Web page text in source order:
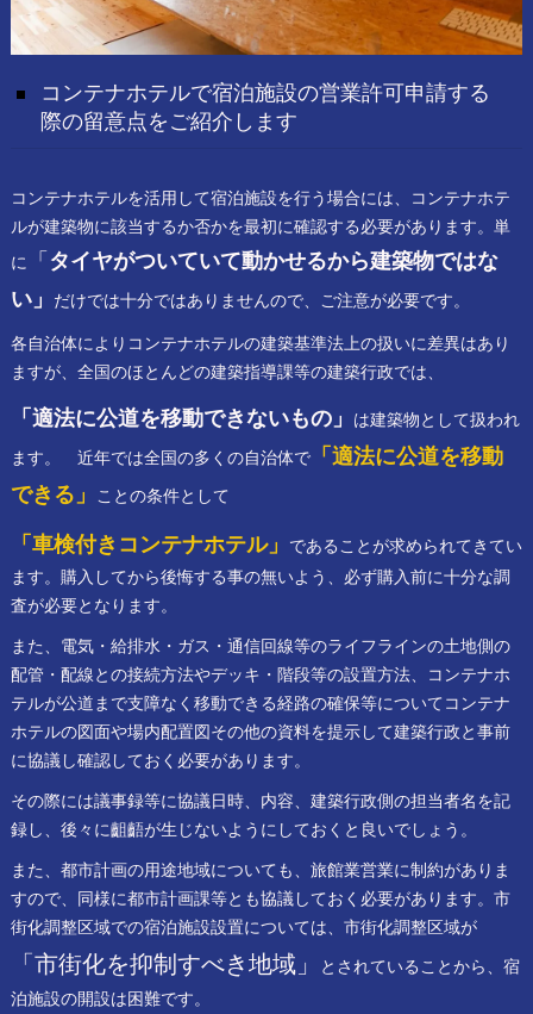
コンテナホテルで宿泊施設の営業許可申請する
際の留意点をご紹介します
コンテナホテルを活用して宿泊施設を行う場合には、コンテナホテ
ルが建築物に該当するか否かを最初に確認する必要があります。単
に
「 タイヤがついていて動かせるから建築物ではな
い」
だけでは十分ではありませんので、ご注意が必要です。
各自治体によりコンテナホテルの建築基準法上の扱いに差異はあり
ますが、全国のほとんどの建築指導課等の建築行政では、
「適法に公道を移動できないもの」 は建築物として扱われ
ます。 近年では全国の多くの自治体で「適法に公道を移動
できる」
ことの条件として
「車検付きコンテナホテル」
であることが求められてきてい
ます。購入してから後悔する事の無いよう、必ず購入前に十分な調
査が必要となります。
また、電気・給排水・ガス・通信回線等のライフラインの土地側の
配管・配線との接続方法やデッキ・階段等の設置方法、コンテナホ
テルが公道まで支障なく移動できる経路の確保等についてコンテナ
ホテルの図面や場内配置図その他の資料を提示して建築行政と事前
に協議し確認しておく必要があります。
その際には議事録等に協議日時、内容、建築行政側の担当者名を記
録し、後々に齟齬が生じないようにしておくと良いでしょう。
また、都市計画の用途地域についても、旅館業営業に制約がありま
すので、同様に都市計画課等とも協議しておく必要があります。市
街化調整区域での宿泊施設設置については、市街化調整区域が
「市街化を抑制すべき地域」
とされていることから、宿
泊施設の開設は困難です。